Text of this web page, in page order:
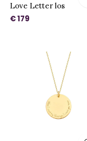
Love Letter los
€ 179